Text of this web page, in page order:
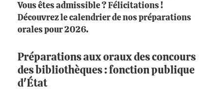
Vous êtes admissible ? Félicitations !
Découvrez le calendrier de nos préparations
orales pour 2026.
Préparations aux oraux des concours
des bibliothèques : fonction publique
d'État